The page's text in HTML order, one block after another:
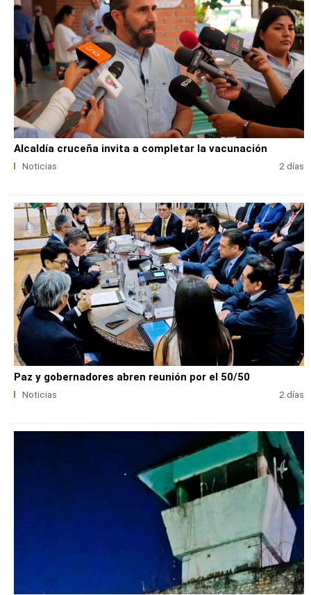
Alcaldía cruceña invita a completar la vacunación
Noticias 2 días
Paz y gobernadores abren reunión por el 50/50
Noticias 2 días